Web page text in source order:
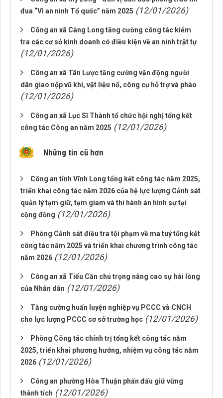
đua “Vì an ninh Tổ quốc” năm 2025 (12/01/2026)
Công an xã Càng Long tăng cường công tác kiểm
tra các cơ sở kinh doanh có điều kiện về an ninh trật tự
(12/01/2026)
Công an xã Tân Lược tăng cường vận động người
dân giao nộp vũ khí, vật liệu nổ, công cụ hỗ trợ và pháo
(12/01/2026)
Công an xã Lục Sĩ Thành tổ chức hội nghị tổng kết
công tác Công an năm 2025 (12/01/2026)
Những tin cũ hơn
Công an tỉnh Vĩnh Long tổng kết công tác năm 2025,
triển khai công tác năm 2026 của hệ lực lượng Cảnh sát
quản lý tạm giữ, tạm giam và thi hành án hình sự tại
cộng đồng (12/01/2026)
Phòng Cảnh sát điều tra tội phạm về ma tuý tổng kết
công tác năm 2025 và triển khai chương trình công tác
năm 2026 (12/01/2026)
Công an xã Tiểu Cần chú trọng nâng cao sự hài lòng
của Nhân dân (12/01/2026)
Tăng cường huấn luyện nghiệp vụ PCCC và CNCH
cho lực lượng PCCC cơ sở trường học (12/01/2026)
Phòng Công tác chính trị tổng kết công tác năm
2025, triển khai phương hướng, nhiệm vụ công tác năm
2026 (12/01/2026)
Công an phường Hòa Thuận phấn đấu giữ vững
thành tích (12/01/2026)